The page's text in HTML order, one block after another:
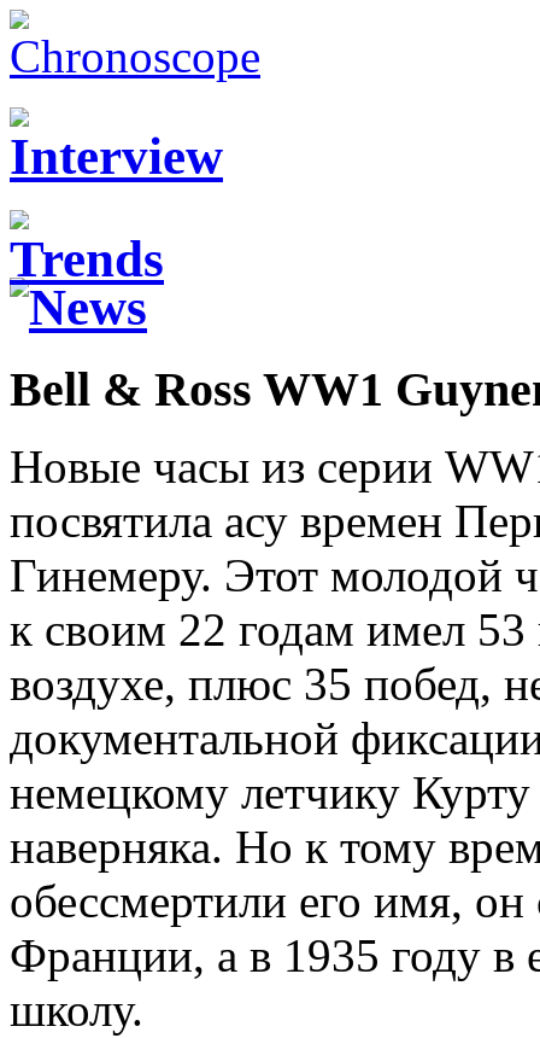
Bell & Ross WW1
Новые часы из серии
посвятила асу времен
Гинемеру. Этот молодой
к своим 22 годам имел
воздухе, плюс 35 побед,
документальной
немецкому летчику
наверняка. Но к тому
обессмертили его имя,
Франции, а в 1935 году в
школу.